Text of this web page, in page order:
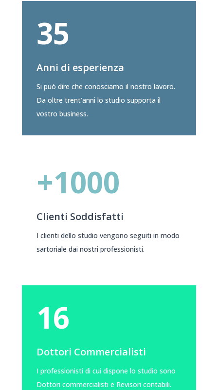
35
Anni di esperienza
Si può dire che conosciamo il nostro lavoro.
Da oltre trent’anni lo studio supporta il
vostro business.
+1000
Clienti Soddisfatti
I clienti dello studio vengono seguiti in modo
sartoriale dai nostri professionisti.
16
Dottori Commercialisti
I professionisti di cui dispone lo studio sono
Dottori commercialisti e Revisori contabili.